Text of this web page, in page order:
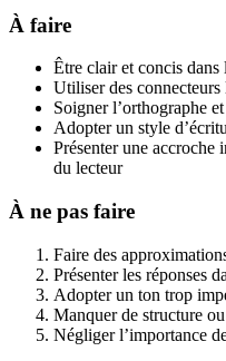
À faire
Être clair et concis
Utiliser des
Soigner l’orthographe
Adopter un style
Présenter une accroche
du lecteur
À ne pas faire
Faire des
Présenter les réponses
Adopter un ton trop
Manquer de structure
Négliger l’importance